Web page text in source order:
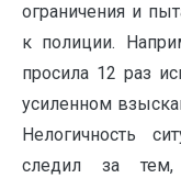
ограничения и
к полиции.
просила 12 раз
усиленном
Нелогичность
следил за